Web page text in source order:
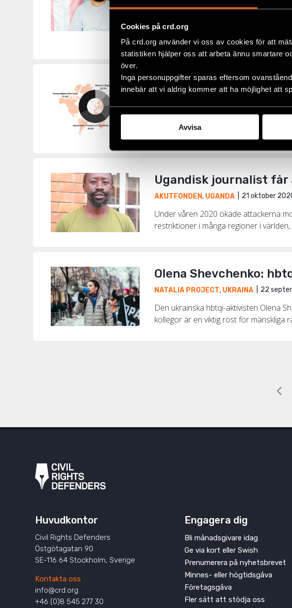
Cookies på crd.org
På crd.org använder vi oss av cookies för att
statistiken hjälper oss att arbeta ännu smartare
över.
Inga personuppgifter sparas eftersom
innebär att vi aldrig kommer att ha möjlighet att
Avvisa
AKUTFONDEN,NORDMAKEDONIEN,
Nordmakedoniska hbtqi-aktivisten
förra året. Han leder organisationen
Akutfonden – 2020 i
Demokratin är på tillbakagång runt
Många av de modiga människor som
Ugandisk journalist
AKUTFONDEN, UGANDA 21 oktober
Under våren 2020 ökade attackerna
restriktioner i många regioner i
Olena Shevchenko:
NATALIA PROJECT, UKRAINA 22
Den ukrainska hbtqi-aktivisten Olena
kollegor är en viktig röst för mänskliga
Huvudkontor
Civil Rights Defenders
Östgötagatan 90
SE-116 64 Stockholm, Sverige
Kontakta oss
info@crd.org
+46 (0)8 545 277 30
Engagera dig
Bli månadsgivare idag
Ge via kort eller Swish
Prenumerera på nyhetsbrevet
Minnes- eller högtidsgåva
Företagsgåva
Fler sätt att stödja oss